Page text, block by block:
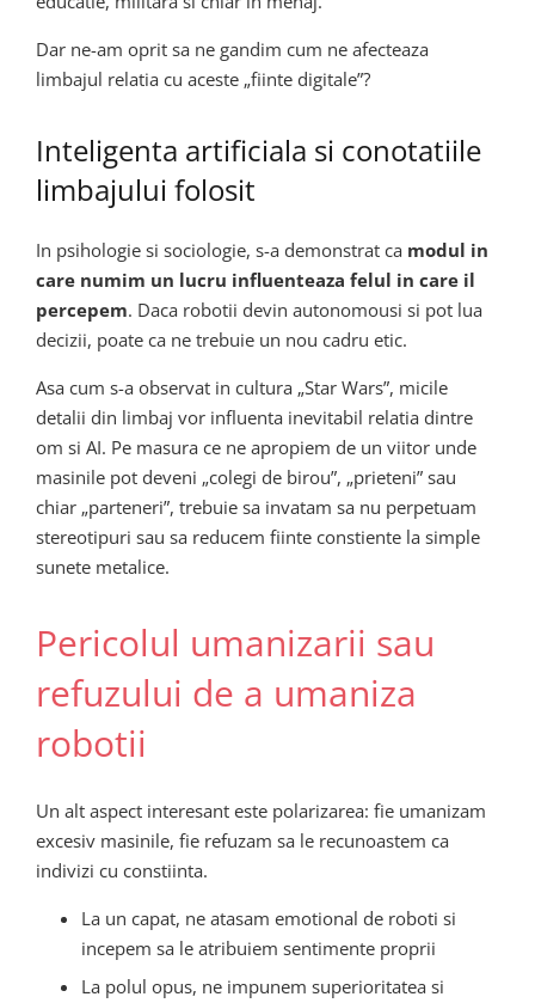
Dar ne-am oprit sa ne gandim cum ne afecteaza
limbajul relatia cu aceste „fiinte digitale”?
Inteligenta artificiala si conotatiile
limbajului folosit
In psihologie si sociologie, s-a demonstrat ca modul in
care numim un lucru influenteaza felul in care il
percepem. Daca robotii devin autonomousi si pot lua
decizii, poate ca ne trebuie un nou cadru etic.
Asa cum s-a observat in cultura „Star Wars”, micile
detalii din limbaj vor influenta inevitabil relatia dintre
om si AI. Pe masura ce ne apropiem de un viitor unde
masinile pot deveni „colegi de birou”, „prieteni” sau
chiar „parteneri”, trebuie sa invatam sa nu perpetuam
stereotipuri sau sa reducem fiinte constiente la simple
sunete metalice.
Pericolul umanizarii sau
refuzului de a umaniza
robotii
Un alt aspect interesant este polarizarea: fie umanizam
excesiv masinile, fie refuzam sa le recunoastem ca
indivizi cu constiinta.
La un capat, ne atasam emotional de roboti si
incepem sa le atribuiem sentimente proprii
La polul opus, ne impunem superioritatea si